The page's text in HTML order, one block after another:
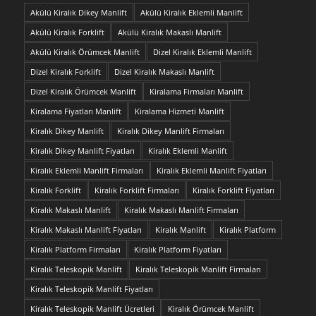
Akülü Kiralık Dikey Manlift
Akülü Kiralık Eklemli Manlift
Akülü Kiralık Forklift
Akülü Kiralık Makaslı Manlift
Akülü Kiralık Örümcek Manlift
Dizel Kiralık Eklemli Manlift
Dizel Kiralık Forklift
Dizel Kiralık Makaslı Manlift
Dizel Kiralık Örümcek Manlift
Kiralama Firmaları Manlift
Kiralama Fiyatları Manlift
Kiralama Hizmeti Manlift
Kiralık Dikey Manlift
Kiralık Dikey Manlift Firmaları
Kiralık Dikey Manlift Fiyatları
Kiralık Eklemli Manlift
Kiralık Eklemli Manlift Firmaları
Kiralık Eklemli Manlift Fiyatları
Kiralık Forklift
Kiralık Forklift Firmaları
Kiralık Forklift Fiyatları
Kiralık Makaslı Manlift
Kiralık Makaslı Manlift Firmaları
Kiralık Makaslı Manlift Fiyatları
Kiralık Manlift
Kiralık Platform
Kiralık Platform Firmaları
Kiralık Platform Fiyatları
Kiralık Teleskopik Manlift
Kiralık Teleskopik Manlift Firmaları
Kiralık Teleskopik Manlift Fiyatları
Kiralık Teleskopik Manlift Ücretleri
Kiralık Örümcek Manlift